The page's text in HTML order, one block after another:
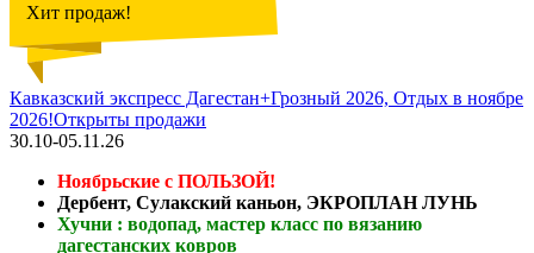
Хит продаж!
Кавказский экспресс Дагестан+Грозный 2026, Отдых в ноябре
2026!Открыты продажи
30.10-05.11.26
Ноябрьские с ПОЛЬЗОЙ!
Дербент, Сулакский каньон, ЭКРОПЛАН ЛУНЬ
Хучни : водопад, мастер класс по вязанию
дагестанских ковров